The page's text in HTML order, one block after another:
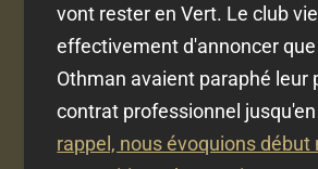
vont rester en Vert. Le club
effectivement d'annoncer
Othman avaient paraphé leur
contrat professionnel
rappel, nous évoquions début